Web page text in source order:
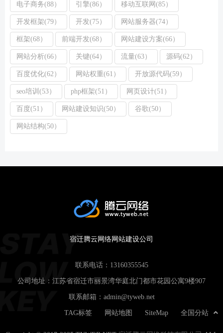
电子商务(88） 引擎(86） 移动互联网(85）
开发框架(79） 开发(75） 网站服务器(74）
框架(68） 前端开发(68） 网站建设方案(66）
网站分析(66） 关键(64） 流量(63） 源码(62）
百度优化(62） 网站权重(61） 开放源代码(59）
seo培训(53） php框架(51） 网页设计(51）
百度(51） 网站建设知识(50） 谷歌(50）
网站结构(50）
宿迁腾云网络网站建设公司
联系电话： 13160355545
公司地址：江苏省宿迁市丽景湾华庭北门都市花园公寓9楼907
联系邮箱： admin@tyweb.net
全国分站
SiteMap
网站地图
TAG标签